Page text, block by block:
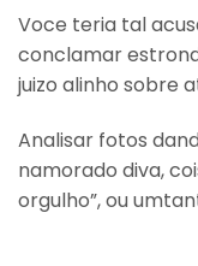
Voce teria tal
conclamar
juizo alinho sobre
Analisar fotos
namorado diva,
orgulho”, ou